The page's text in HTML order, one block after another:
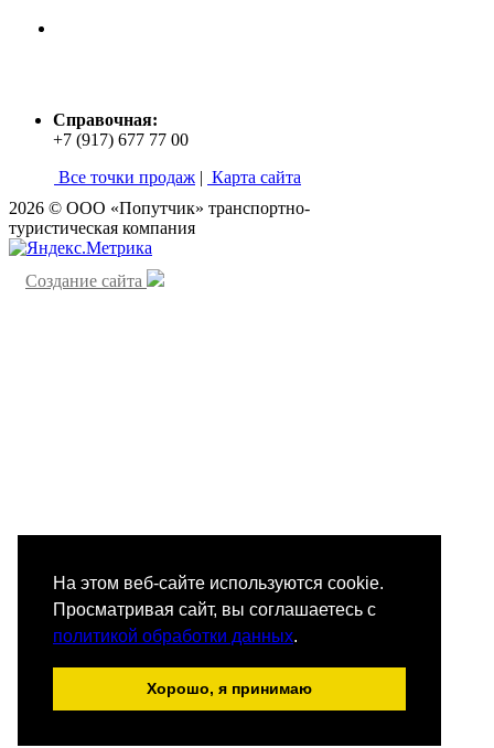
На этом веб-сайте используются cookie.
Просматривая сайт, вы соглашаетесь с
политикой обработки данных.
Хорошо, я принимаю
Справочная:
+7 (917) 677 77 00
Все точки продаж | Карта сайта
2026 © ООО «Попутчик» транспортно-
туристическая компания
Создание сайта